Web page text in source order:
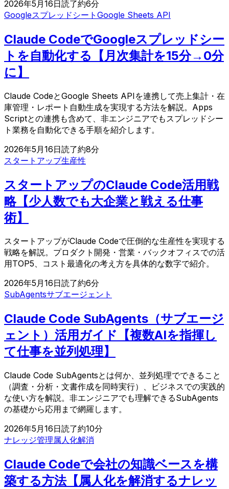
2026年5月16日読了約6分
Googleスプレッドシート Google Sheets API
Claude CodeでGoogleスプレッドシー
トを自動化する【月次集計を15分→0分
に】
Claude CodeとGoogle Sheets APIを連携して売上集計・在
庫管理・レポート自動生成を実現する方法を解説。Apps
Scriptとの連携も含めて、非エンジニアでもスプレッドシー
ト業務を自動化できる手順を紹介します。
2026年5月16日読了約8分
スタートアップ生産性
スタートアップのClaude Code活用戦
略【少人数でも大企業と戦える仕事
術】
スタートアップがClaude Codeで圧倒的な生産性を実現する
戦略を解説。プロダクト開発・営業・バックオフィスでの活
用TOP5、コスト最適化の考え方を具体的な数字で紹介。
2026年5月16日読了約6分
SubAgentsサブエージェント
Claude Code SubAgents（サブエージ
ェント）活用ガイド【複数AIを指揮し
て仕事を並列処理】
Claude Code SubAgentsとは何か、並列処理でできること
（調査・分析・文書作成を同時実行）、ビジネスでの実践的
な使い方を解説。非エンジニアでも理解できるSubAgents
の基礎から応用まで網羅します。
2026年5月16日読了約10分
ナレッジ管理属人化解消
Claude Codeで会社の知識ベースを構
築する方法【属人化を解消するナレッ